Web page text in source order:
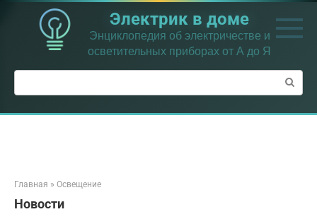
Перейти
контенту
Электрик в доме
Энциклопедия об электричестве и
осветительных приборах от А до Я
Поиск:
Главная » Освещение
Новости